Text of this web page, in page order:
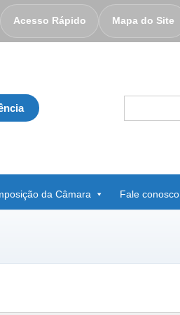
Acesso Rápido Mapa do Site
for:
da Câmara Fale conosco